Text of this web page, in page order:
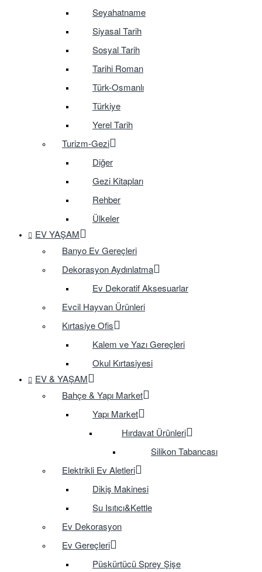
Seyahatname
Siyasal Tarih
Sosyal Tarih
Tarihi Roman
Türk-Osmanlı
Türkiye
Yerel Tarih
Turizm-Gezi
Diğer
Gezi Kitapları
Rehber
Ülkeler
EV YAŞAM
Banyo Ev Gereçleri
Dekorasyon Aydınlatma
Ev Dekoratif Aksesuarlar
Evcil Hayvan Ürünleri
Kırtasiye Ofis
Kalem ve Yazı Gereçleri
Okul Kırtasiyesi
EV & YAŞAM
Bahçe & Yapı Market
Yapı Market
Hırdavat Ürünleri
Silikon Tabancası
Elektrikli Ev Aletleri
Dikiş Makinesi
Su Isıtıcı&Kettle
Ev Dekorasyon
Ev Gereçleri
Püskürtücü Sprey Şişe